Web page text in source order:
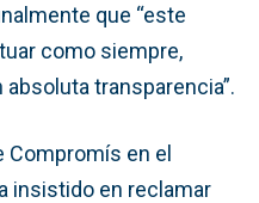
que “este
como siempre,
transparencia”.
Compromís en el
insistido en reclamar